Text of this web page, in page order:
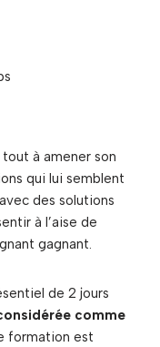
à amener son
qui lui semblent
des solutions
à l’aise de
gagnant.
de 2 jours
comme
formation est